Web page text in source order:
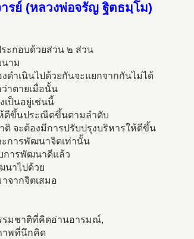
รย์ (หลวงพ่อจรัญ ฐิตธมฺโม)
ะกอบด้วยส่วน ๒ ส่วน
นาม
ดำเนินไปด้วยกันจะแยกจากกันไม่ได้
าตายเมื่อนั้น
เป็นอยู่เช่นนี้
ดีขึ้นประณีตขึ้นตามลำดับ
จะต้องมีการปรับปรุงบริหารให้ดีขึ้น
ะการพัฒนาจิตเท่านั้น
การพัฒนาดีแล้ว
นาไปด้วย
จากจิตเสมอ
รมชาติที่คิดอ่านอารมณ์,
าพที่นึกคิด